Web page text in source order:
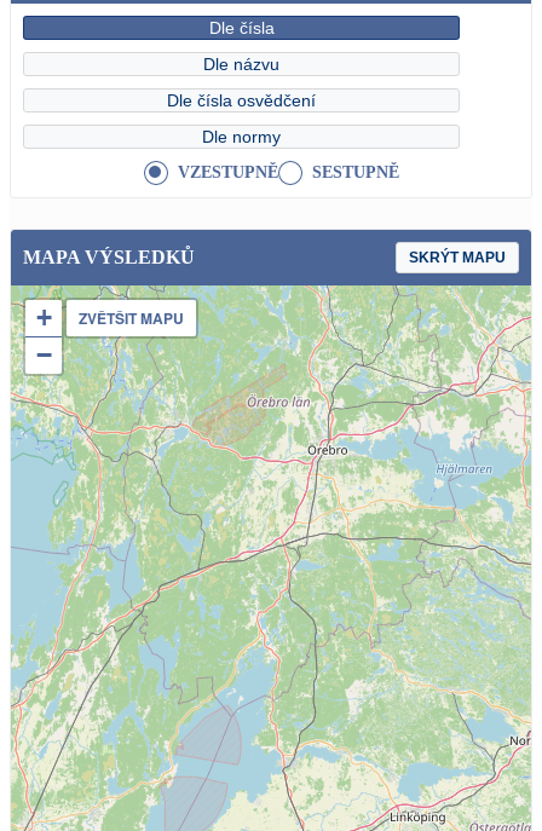
Dle čísla
Dle názvu
Dle čísla osvědčení
Dle normy
VZESTUPNĚ SESTUPNĚ
MAPA VÝSLEDKŮ SKRÝT MAPU
+
−
ZVĚTŠIT MAPU